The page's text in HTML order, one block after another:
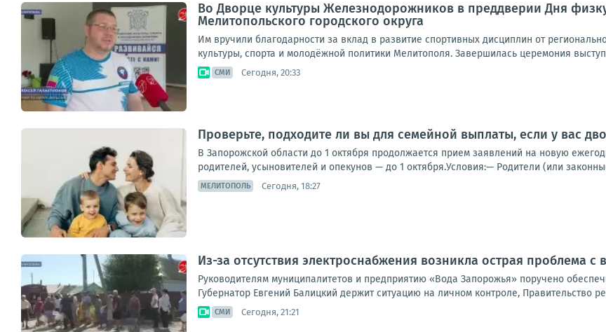
Во Дворце культуры Железнодорожников в преддверии Дня
Мелитопольского городского округа
Им вручили благодарности за вклад в развитие спортивных дисциплин от
культуры, спорта и молодёжной политики Мелитополя. Завершилась церемония
СМИ Сегодня, 20:33
Проверьте, подходите ли вы для семейной выплаты, если у вас
В Запорожской области до 1 октября продолжается прием заявлений на новую
родителей, усыновителей и опекунов — до 1 октября.Условия:— Родители (или
МЕЛИТОПОЛЬ Сегодня, 18:27
Из-за отсутствия электроснабжения возникла острая проблема
Руководителям муниципалитетов и предприятию «Вода Запорожья» поручено
Губернатор Евгений Балицкий держит ситуацию на личном контроле, Правительство
СМИ Сегодня, 21:21